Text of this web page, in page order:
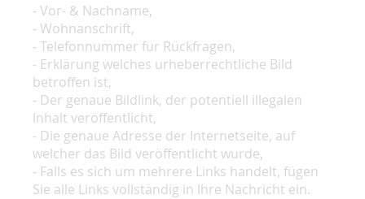
- Vor- & Nachname,
- Wohnanschrift,
- Telefonnummer für Rückfragen,
- Erklärung welches urheberrechtliche Bild
betroffen ist,
- Der genaue Bildlink, der potentiell illegalen
Inhalt veröffentlicht,
- Die genaue Adresse der Internetseite, auf
welcher das Bild veröffentlicht wurde,
- Falls es sich um mehrere Links handelt, fügen
Sie alle Links vollständig in Ihre Nachricht ein.